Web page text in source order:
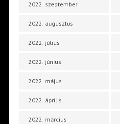
2022. szeptember
2022. augusztus
2022. július
2022. június
2022. május
2022. április
2022. március